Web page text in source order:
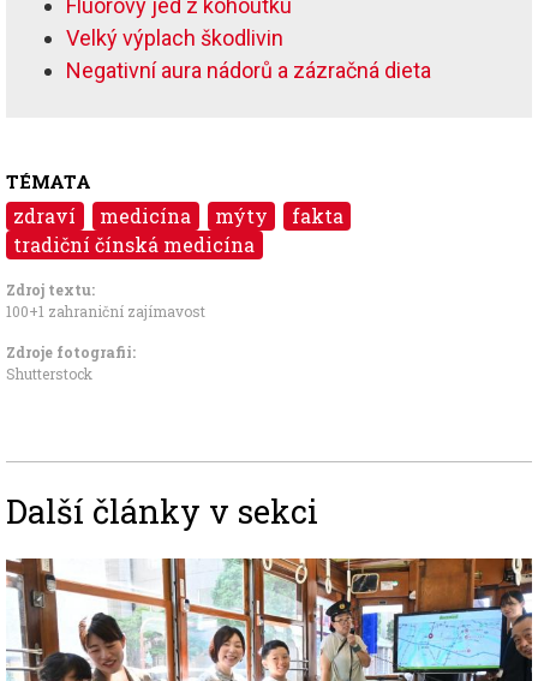
Fluorový jed z kohoutku
Velký výplach škodlivin
Negativní aura nádorů a zázračná dieta
TÉMATA
zdraví medicína mýty
fakta
tradiční čínská medicína
Zdroj textu:
100+1 zahraniční zajímavost
Zdroje fotografii:
Shutterstock
Další články v sekci
Image